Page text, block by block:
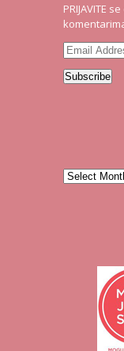
PRIJAVITE
Email
Address
Subscribe
Arhiva